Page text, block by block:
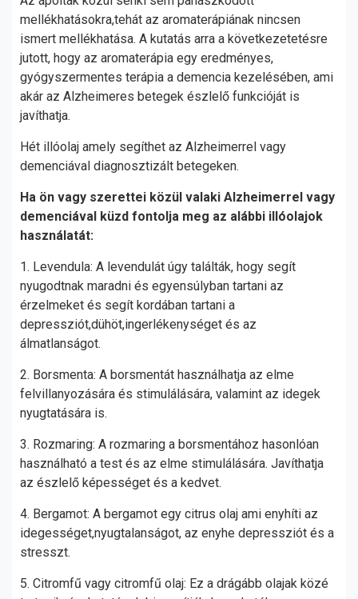
mellékhatásokra,tehát az aromaterápiának nincsen
ismert mellékhatása. A kutatás arra a következetetésre
jutott, hogy az aromaterápia egy eredményes,
gyógyszermentes terápia a demencia kezelésében, ami
akár az Alzheimeres betegek észlelő funkcióját is
javíthatja.
Hét illóolaj amely segíthet az Alzheimerrel vagy
demenciával diagnosztizált betegeken.
Ha ön vagy szerettei közül valaki Alzheimerrel vagy
demenciával küzd fontolja meg az alábbi illóolajok
használatát:
1. Levendula: A levendulát úgy találták, hogy segít
nyugodtnak maradni és egyensúlyban tartani az
érzelmeket és segít kordában tartani a
depressziót,dühöt,ingerlékenységet és az
álmatlanságot.
2. Borsmenta: A borsmentát használhatja az elme
felvillanyozására és stimulálására, valamint az idegek
nyugtatására is.
3. Rozmaring: A rozmaring a borsmentához hasonlóan
használható a test és az elme stimulálására. Javíthatja
az észlelő képességet és a kedvet.
4. Bergamot: A bergamot egy citrus olaj ami enyhíti az
idegességet,nyugtalanságot, az enyhe depressziót és a
stresszt.
5. Citromfű vagy citromfű olaj: Ez a drágább olajak közé